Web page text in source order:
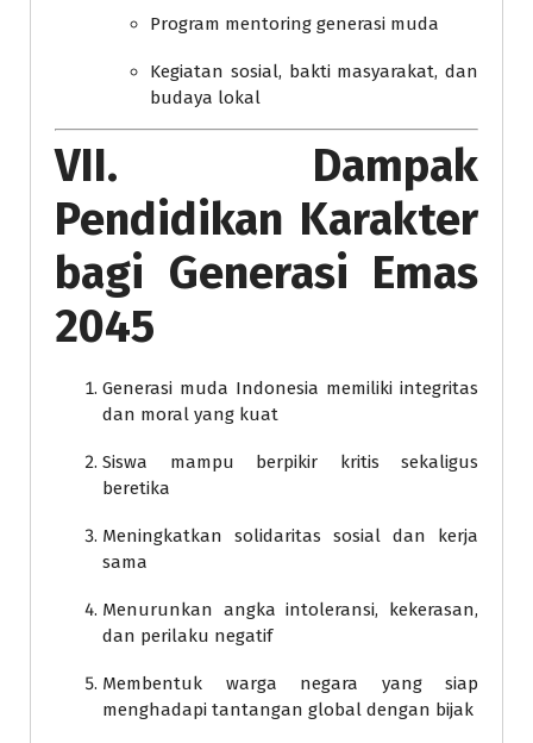
Program mentoring generasi muda
Kegiatan sosial, bakti masyarakat, dan
budaya lokal
VII. Dampak
Pendidikan Karakter
bagi Generasi Emas
2045
Generasi muda Indonesia memiliki integritas
dan moral yang kuat
Siswa mampu berpikir kritis sekaligus
beretika
Meningkatkan solidaritas sosial dan kerja
sama
Menurunkan angka intoleransi, kekerasan,
dan perilaku negatif
Membentuk warga negara yang siap
menghadapi tantangan global dengan bijak